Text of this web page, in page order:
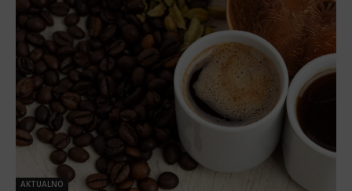
AKTUALNO